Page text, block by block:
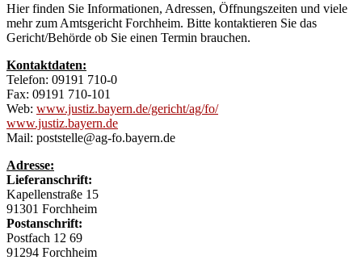
Hier finden Sie Informationen, Adressen, Öffnungszeiten und viele
mehr zum Amtsgericht Forchheim. Bitte kontaktieren Sie das
Gericht/Behörde ob Sie einen Termin brauchen.
Kontaktdaten:
Telefon: 09191 710-0
Fax: 09191 710-101
Web: www.justiz.bayern.de/gericht/ag/fo/
www.justiz.bayern.de
Mail: poststelle@ag-fo.bayern.de
Adresse:
Lieferanschrift:
Kapellenstraße 15
91301 Forchheim
Postanschrift:
Postfach 12 69
91294 Forchheim